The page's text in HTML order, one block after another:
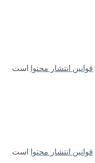
قوانین انتشار محتوا است
قوانین انتشار محتوا است